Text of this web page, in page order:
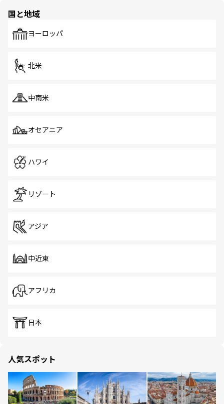
で、ホーカーズは地元の風情を楽しめる外せないスポット
国と地域
ヨーロッパ
北米
中南米
オセアニア
ハワイ
リゾート
アジア
中近東
アフリカ
日本
人気スポット